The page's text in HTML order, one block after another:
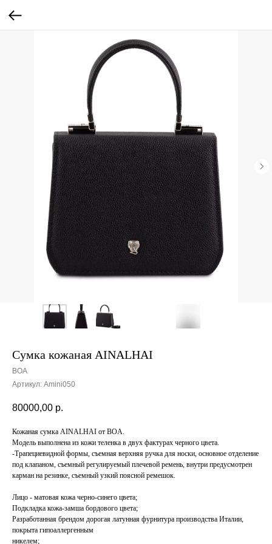
Сумка кожаная AINALHAI
BOA
Артикул: Аmini050
80000,00 р.
Кожаная сумка AINALHAI от BOA.
Модель выполнена из кожи теленка в двух фактурах черного цвета.
-Трапециевидной формы, съемная верхняя ручка для носки, основное отделение
под клапаном, съемный регулируемый плечевой ремень, внутри предусмотрен
карман на резинке, съемный узкий поясной ремешок.
Лицо - матовая кожа черно-синего цвета;
Подкладка кожа-замша бордового цвета;
Разработанная брендом дорогая латунная фурнитура производства Италии,
покрыта гипоаллергенным
никелем;